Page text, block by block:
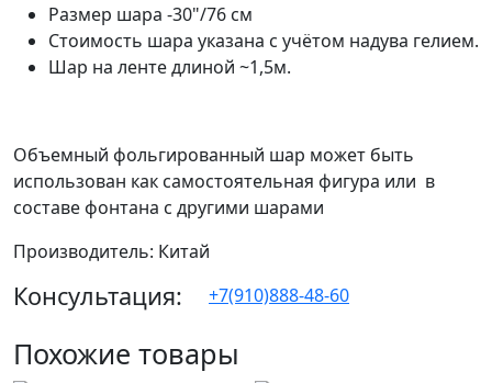
Размер шара -30"/76 см
Стоимость шара указана с учётом надува гелием.
Шар на ленте длиной ~1,5м.
Объемный фольгированный шар может быть
использован как самостоятельная фигура или в
составе фонтана с другими шарами
Производитель: Китай
Консультация: +7(910)888-48-60
Похожие товары